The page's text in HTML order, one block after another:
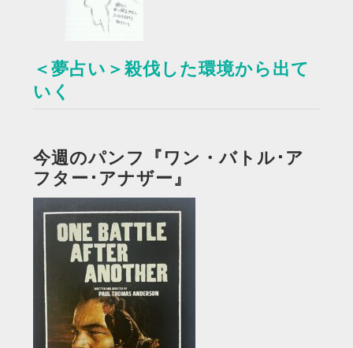
＜夢占い＞殺伐した環境から出て
いく
今週のパンフ『ワン・バトル･ア
フター･アナザー』